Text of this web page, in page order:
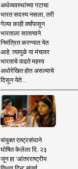
अर्थव्यवस्थांच्या गटाचा
भारत सदस्य नसला, तरी
गेल्या काही वर्षांपासून
भारताला सातत्याने
निमंत्रित करण्यात येत
आहे. त्यामुळे या मंचावर
भारताचे वाढते महत्त्व
अधोरेखित होत असल्याचे
दिसून येते...
संयुक्त राष्ट्रसंघाने
घोषित केलेला दि. २३
जून हा 'आंतरराष्ट्रीय